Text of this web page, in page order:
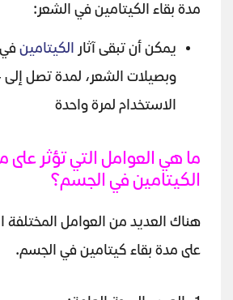
مدة بقاء الكيتامين في الشعر:
يمكن أن تبقى آثار الكيتامين
الاستخدام لمرة واحدة
ما هي العوامل التي تؤثر على
الكيتامين في الجسم؟
هناك العديد من العوامل المختلفة
على مدة بقاء كيتامين في الجسم.